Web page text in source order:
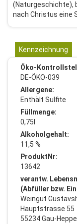
(Naturgeschichte),
nach Christus eine
Kennzeichnung
Öko-
DE-ÖKO-039
Allergene:
Enthält Sulfite
Füllmenge:
0,75l
Alkoholgehalt:
11,5 %
ProduktNr:
13642
verantw.
(Abfüller bzw.
Weingut
Hauptstrasse 55
55234 Gau-